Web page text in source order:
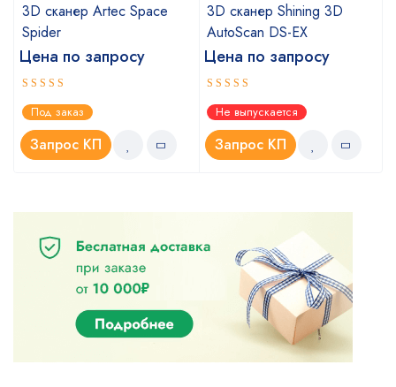
3D сканер Artec Space
Spider
Цена по запросу
Оценка
5.00из 5
Под заказ
Запрос КП
3D сканер Shining 3D
AutoScan DS-EX
Цена по запросу
Оценка
4.67из 5
Не выпускается
Запрос КП